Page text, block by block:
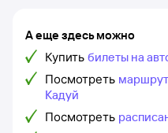
А еще здесь можно
Купить билеты на
Посмотреть
Кадуй
Посмотреть